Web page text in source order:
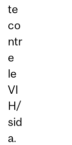
te
co
ntr
e
le
VI
H/
sid
a.